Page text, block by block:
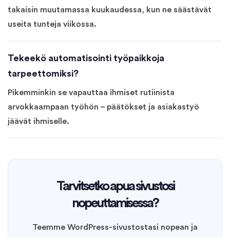
takaisin muutamassa kuukaudessa, kun ne säästävät
useita tunteja viikossa.
Tekeekö automatisointi työpaikkoja
tarpeettomiksi?
Pikemminkin se vapauttaa ihmiset rutiinista
arvokkaampaan työhön – päätökset ja asiakastyö
jäävät ihmiselle.
Tarvitsetko apua sivustosi
nopeuttamisessa?
Teemme WordPress-sivustostasi nopean ja